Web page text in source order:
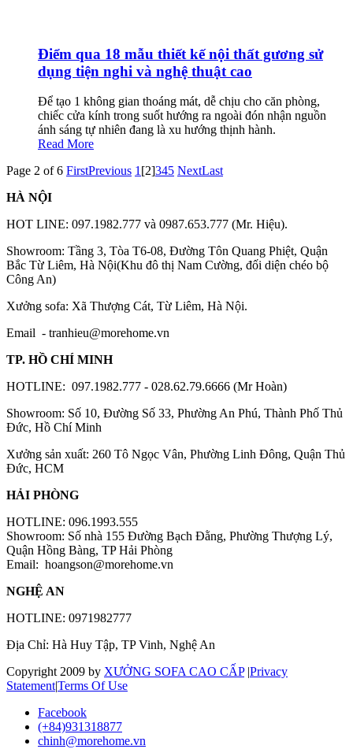
Điểm qua 18 mẫu thiết kế nội thất gương sử
dụng tiện nghi và nghệ thuật cao
Để tạo 1 không gian thoáng mát, dễ chịu cho căn phòng,
chiếc cửa kính trong suốt hướng ra ngoài đón nhận nguồn
ánh sáng tự nhiên đang là xu hướng thịnh hành.
Read More
Page 2 of 6 FirstPrevious 1 [2]345 NextLast
HÀ NỘI
HOT LINE: 097.1982.777 và 0987.653.777 (Mr. Hiệu).
Showroom: Tầng 3, Tòa T6-08, Đường Tôn Quang Phiệt, Quận
Bắc Từ Liêm, Hà Nội(Khu đô thị Nam Cường, đối diện chéo bộ
Công An)
Xưởng sofa: Xã Thượng Cát, Từ Liêm, Hà Nội.
Email - tranhieu@morehome.vn
TP. HỒ CHÍ MINH
HOTLINE: 097.1982.777 - 028.62.79.6666 (Mr Hoàn)
Showroom: Số 10, Đường Số 33, Phường An Phú, Thành Phố Thủ
Đức, Hồ Chí Minh
Xưởng sản xuất: 260 Tô Ngọc Vân, Phường Linh Đông, Quận Thủ
Đức, HCM
HẢI PHÒNG
HOTLINE: 096.1993.555
Showroom: Số nhà 155 Đường Bạch Đằng, Phường Thượng Lý,
Quận Hồng Bàng, TP Hải Phòng
Email: hoangson@morehome.vn
NGHỆ AN
HOTLINE: 0971982777
Địa Chỉ: Hà Huy Tập, TP Vinh, Nghệ An
Copyright 2009 by XƯỞNG SOFA CAO CẤP |Privacy
Statement|Terms Of Use
Facebook
(+84)931318877
chinh@morehome.vn